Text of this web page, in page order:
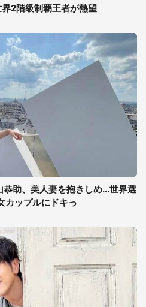
2階級制覇王者が熱望
助、美人妻を抱きしめ...世界選
カップルにドキっ